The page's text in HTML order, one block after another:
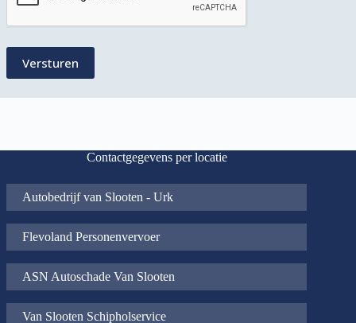
Contactgegevens per locatie
Autobedrijf van Slooten - Urk
Flevoland Personenvervoer
ASN Autoschade Van Slooten
Van Slooten Schipholservice